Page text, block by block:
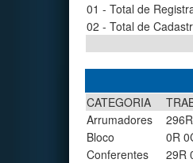
01 - Total de
02 - Total de
CATEGORIA
Arrumadores
Bloco
0R
Conferentes
29R